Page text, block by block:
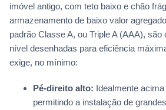
imóvel antigo, com teto baixo e chão
armazenamento de baixo valor
padrão Classe A, ou Triple A (AAA),
nível desenhadas para eficiência
exige, no mínimo:
Pé-direito alto: Idealmente
permitindo a instalação de